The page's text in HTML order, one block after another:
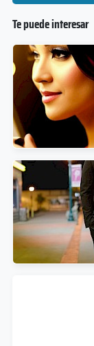
Te puede interesar